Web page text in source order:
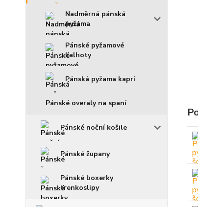
Nadměrná pánská
pyžama
Pánské pyžamové
kalhoty
Pánská pyžama kapri
Pánské overaly na spaní
Pánské noční košile
Pánské župany
Pánské boxerky
trenkoslipy